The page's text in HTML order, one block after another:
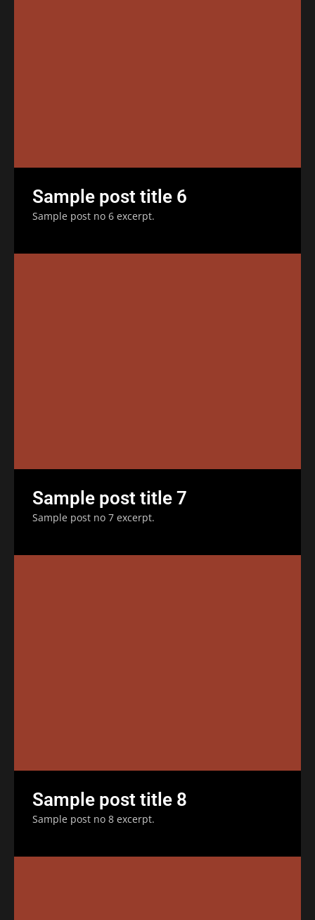
Sample post title 6
Sample post no 6 excerpt.
Sample post title 7
Sample post no 7 excerpt.
Sample post title 8
Sample post no 8 excerpt.